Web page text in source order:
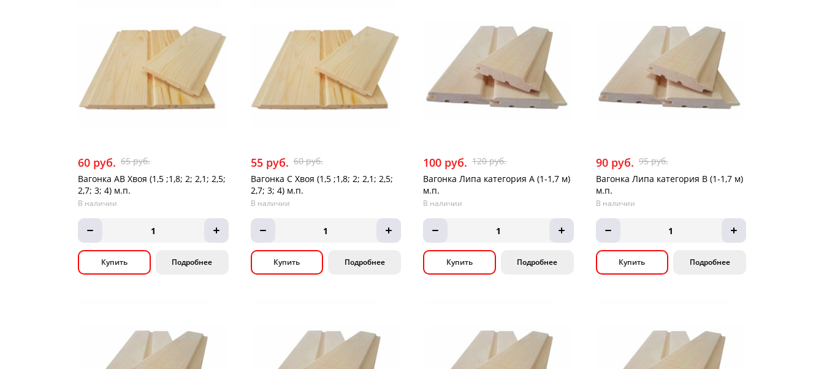
60 руб. 65 руб.
Вагонка АВ Хвоя (1,5 ;1,8; 2; 2,1; 2,5;
2,7; 3; 4) м.п.
В наличии
1
Купить Подробнее
55 руб. 60 руб.
Вагонка С Хвоя (1,5 ;1,8; 2; 2,1; 2,5;
2,7; 3; 4) м.п.
В наличии
1
Купить Подробнее
100 руб. 120 руб.
Вагонка Липа категория А (1-1,7 м)
м.п.
В наличии
1
Купить Подробнее
90 руб. 95 руб.
Вагонка Липа категория В (1-1,7 м)
м.п.
В наличии
1
Купить Подробнее